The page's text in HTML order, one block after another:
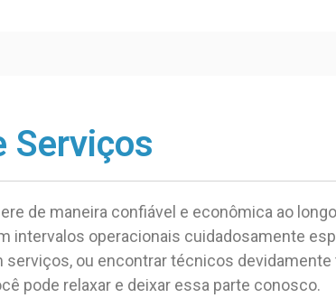
Serviços
de maneira confiável e econômica ao
intervalos operacionais cuidadosamente
ou encontrar técnicos devidamente
pode relaxar e deixar essa parte conosco.